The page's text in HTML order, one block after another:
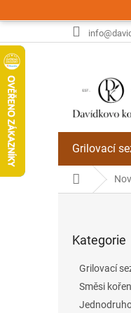
na
Grilovací
Domů
kategorie
Kategorie
Grilovací
Směsi